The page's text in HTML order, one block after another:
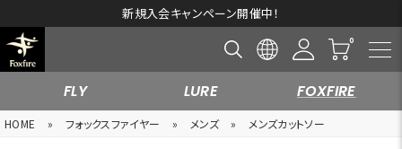
新規入会キャンペーン開催中！
FLY LURE FOXFIRE
HOME » フォックスファイヤー » メンズ » メンズカットソー